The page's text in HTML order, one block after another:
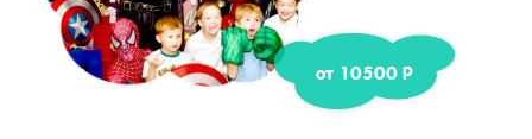
от 10500 Р